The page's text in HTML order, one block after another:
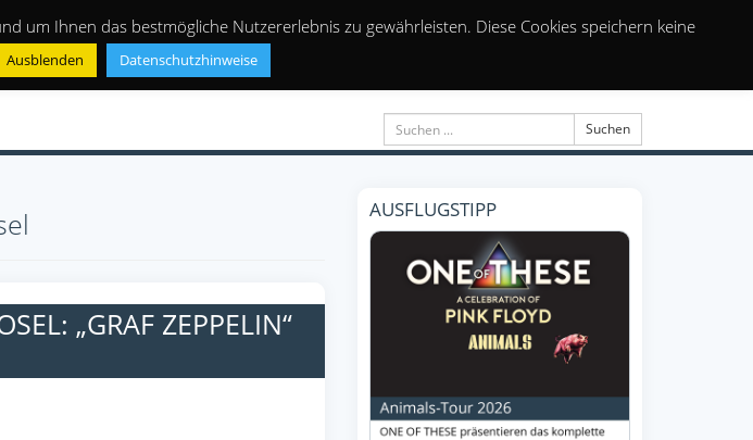
Suchen
„GRAF ZEPPELIN“
AUSFLUGSTIPP
um Ihnen das bestmögliche Nutzererlebnis zu gewährleisten. Diese Cookies speichern keine
Ausblenden Datenschutzhinweise